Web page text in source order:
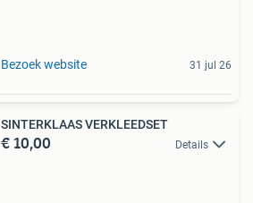
Bezoek website 31 jul 26
SINTERKLAAS VERKLEEDSET
€ 10,00 Details